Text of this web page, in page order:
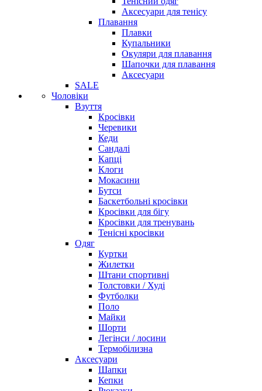
Аксесуари для тенісу
Плавання
Плавки
Купальники
Окуляри для плавання
Шапочки для плавання
Аксесуари
SALE
Чоловіки
Взуття
Кросівки
Черевики
Кеди
Сандалі
Капці
Клоги
Мокасини
Бутси
Баскетбольні кросівки
Кросівки для бігу
Кросівки для тренувань
Тенісні кросівки
Одяг
Куртки
Жилетки
Штани спортивні
Толстовки / Худі
Футболки
Поло
Майки
Шорти
Легінси / лосини
Термобілизна
Аксесуари
Шапки
Кепки